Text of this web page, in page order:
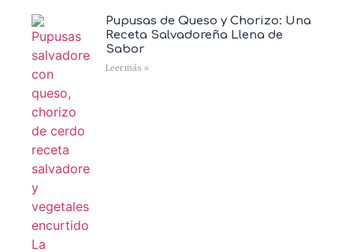
Pupusas de Queso y Chorizo: Una
Receta Salvadoreña Llena de
Sabor
Leer más »